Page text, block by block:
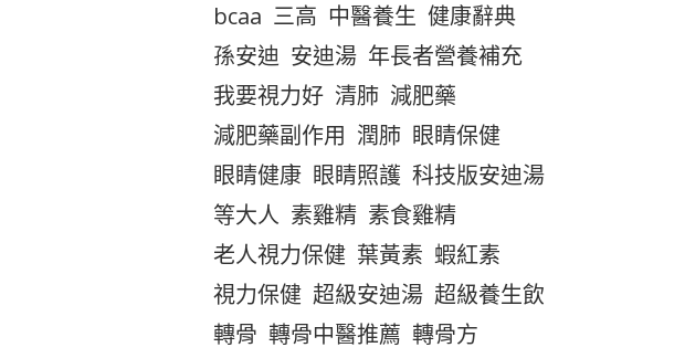
bcaa 三高 中醫養生 健康辭典
孫安迪 安迪湯 年長者營養補充
我要視力好 清肺 減肥藥
減肥藥副作用 潤肺 眼睛保健
眼睛健康 眼睛照護 科技版安迪湯
等大人 素雞精 素食雞精
老人視力保健 葉黃素 蝦紅素
視力保健 超級安迪湯 超級養生飲
轉骨 轉骨中醫推薦 轉骨方